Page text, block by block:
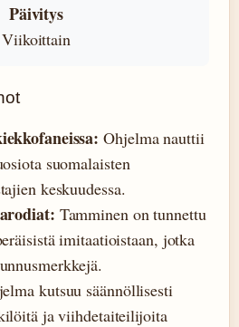
Päivitys
Viikoittain
Ohjelma nauttii
suomalaisten
keskuudessa.
Tamminen on tunnettu
imitaatioistaan, jotka
kutsuu säännöllisesti
ja viihdetaiteilijoita